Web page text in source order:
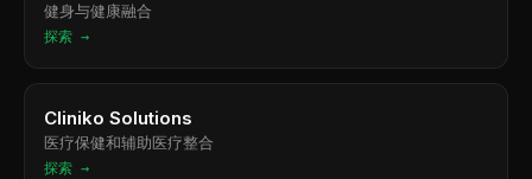
健身与健康融合
探索 →
Cliniko Solutions
医疗保健和辅助医疗整合
探索 →